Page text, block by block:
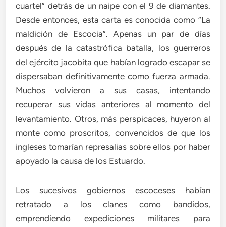
cuartel” detrás de un naipe con el 9 de diamantes.
Desde entonces, esta carta es conocida como “La
maldición de Escocia”. Apenas un par de días
después de la catastrófica batalla, los guerreros
del ejército jacobita que habían logrado escapar se
dispersaban definitivamente como fuerza armada.
Muchos volvieron a sus casas, intentando
recuperar sus vidas anteriores al momento del
levantamiento. Otros, más perspicaces, huyeron al
monte como proscritos, convencidos de que los
ingleses tomarían represalias sobre ellos por haber
apoyado la causa de los Estuardo.
Los sucesivos gobiernos escoceses habían
retratado a los clanes como bandidos,
emprendiendo expediciones militares para